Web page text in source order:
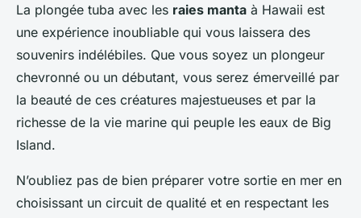
La plongée tuba avec les raies manta à Hawaii est
une expérience inoubliable qui vous laissera des
souvenirs indélébiles. Que vous soyez un plongeur
chevronné ou un débutant, vous serez émerveillé par
la beauté de ces créatures majestueuses et par la
richesse de la vie marine qui peuple les eaux de Big
Island.
N’oubliez pas de bien préparer votre sortie en mer en
choisissant un circuit de qualité et en respectant les